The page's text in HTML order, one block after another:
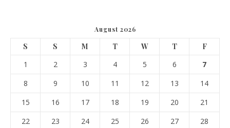
August 2026
S S M T W T
F
1
2 3 4 5 6
7
8
9 10 11 12 13
14
15
16 17 18 19 20
21
22
23 24 25 26 27
28